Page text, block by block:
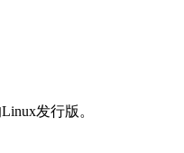
发行版。